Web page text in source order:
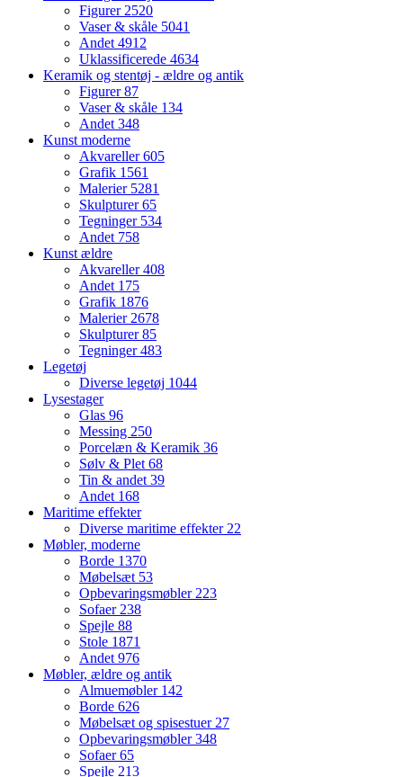
Figurer 2520
Vaser & skåle 5041
Andet 4912
Uklassificerede 4634
Keramik og stentøj - ældre og antik
Figurer87
Vaser & skåle 134
Andet 348
Kunst moderne
Akvareller605
Grafik 1561
Malerier 5281
Skulpturer65
Tegninger 534
Andet 758
Kunst ældre
Akvareller408
Andet 175
Grafik 1876
Malerier 2678
Skulpturer85
Tegninger483
Legetøj
Diverse legetøj 1044
Lysestager
Glas 96
Messing 250
Porcelæn & Keramik 36
Sølv & Plet 68
Tin & andet 39
Andet 168
Maritime effekter
Diverse maritime effekter 22
Møbler, moderne
Borde 1370
Møbelsæt 53
Opbevaringsmøbler 223
Sofaer 238
Spejle 88
Stole 1871
Andet 976
Møbler, ældre og antik
Almuemøbler 142
Borde 626
Møbelsæt og spisestuer 27
Opbevaringsmøbler348
Sofaer65
Spejle 213